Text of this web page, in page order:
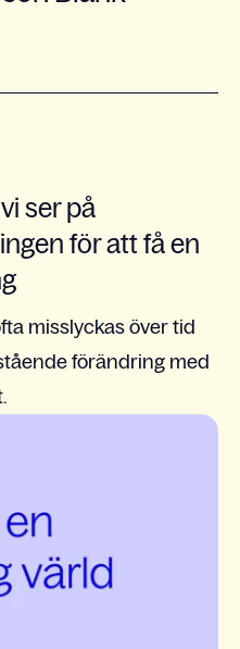
ser på
för att få en
misslyckas över tid
förändring med